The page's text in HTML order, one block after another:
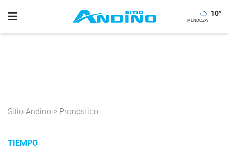
10°
Sitio Andino > Pronóstico
TIEMPO